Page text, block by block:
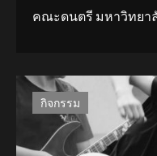
คณะดนตรี มหาวิทยา
กิจกรรม